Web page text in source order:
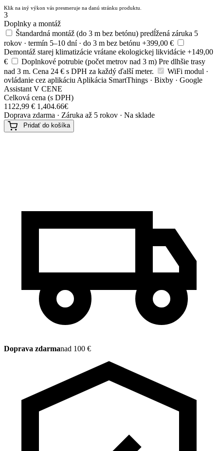
Klik na iný výkon vás presmeruje na danú stránku produktu.
3
Doplnky a montáž
Štandardná montáž (do 3 m bez betónu) predĺžená záruka 5
rokov · termín 5–10 dní · do 3 m bez betónu +399,00 €
Demontáž starej klimatizácie vrátane ekologickej likvidácie +149,00
€
Doplnkové potrubie (počet metrov nad 3 m) Pre dlhšie trasy
nad 3 m. Cena 24 € s DPH za každý ďalší meter.
WiFi modul ·
ovládanie cez aplikáciu Aplikácia SmartThings · Bixby · Google
Assistant V CENE
Celková cena (s DPH)
1122,99 € 1,404.66€
Doprava zdarma · Záruka až 5 rokov · Na sklade
Pridať do košíka
Doprava zdarmanad 100 €